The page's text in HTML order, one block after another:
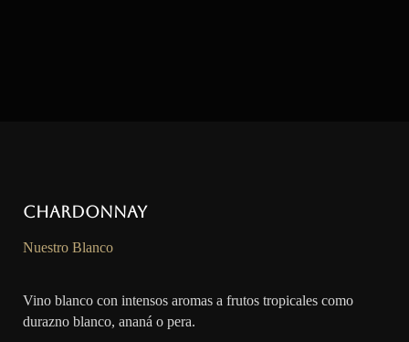
Chardonnay
Nuestro Blanco
Vino blanco con intensos aromas a frutos tropicales como
durazno blanco, ananá o pera.